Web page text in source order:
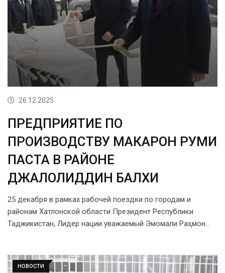
26.12.2025
ПРЕДПРИЯТИЕ ПО
ПРОИЗВОДСТВУ МАКАРОН РУМИ
ПАСТА В РАЙОНЕ
ДЖАЛОЛИДДИН БАЛХИ
25 декабря в рамках рабочей поездки по городам и
районам Хатлонской области Президент Республики
Таджикистан, Лидер нации уважаемый Эмомали Раҳмон…
НОВОСТИ